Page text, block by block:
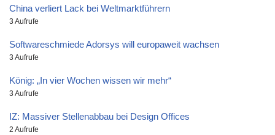
China verliert Lack bei Weltmarktführern
3 Aufrufe
Softwareschmiede Adorsys will europaweit wachsen
3 Aufrufe
König: „In vier Wochen wissen wir mehr“
3 Aufrufe
IZ: Massiver Stellenabbau bei Design Offices
2 Aufrufe